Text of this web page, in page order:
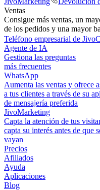
Ventas
Consigue más ventas, un
de los pedidos y una mayor
Teléfono empresarial de
Agente de IA
Gestiona las preguntas
más frecuentes
WhatsApp
Aumenta las ventas y ofrece
a tus clientes a través de su
de mensajería preferida
JivoMarketing
Capta la atención de tus
capta su interés antes de que
vayan
Precios
Afiliados
Ayuda
Aplicaciones
Blog